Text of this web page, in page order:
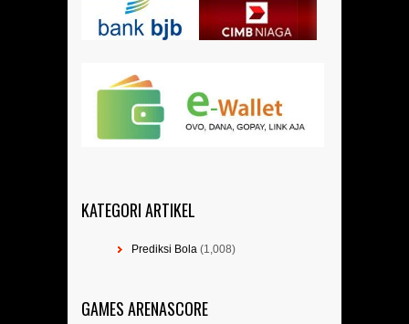
KATEGORI ARTIKEL
Prediksi Bola (1,008)
GAMES ARENASCORE